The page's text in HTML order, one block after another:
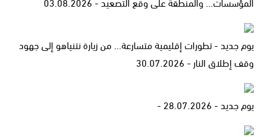
يوم جديد - تطورات إقليمية متسارعة... من زيارة نتنياهو إلى جهود
وقف إطلاق النار - 30.07.2026
يوم جديد - 28.07.2026 -